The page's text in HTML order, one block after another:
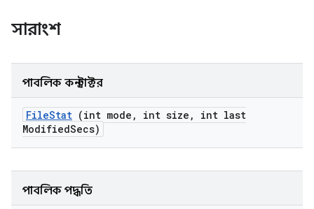
সারাংশ
পাবলিক কনস্ট্রাক্টর
FileStat (int mode , int size ,
int last
ModifiedSecs)
পাবলিক পদ্ধতি